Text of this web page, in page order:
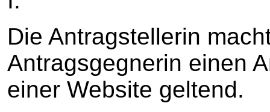
Die Antragstellerin
Antragsgegnerin einen
einer Website geltend.